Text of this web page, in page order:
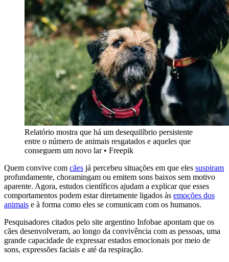
Relatório mostra que há um desequilíbrio persistente
entre o número de animais resgatados e aqueles que
conseguem um novo lar• Freepik
Quem convive com cães já percebeu situações em que eles suspiram
profundamente, choramingam ou emitem sons baixos sem motivo
aparente. Agora, estudos científicos ajudam a explicar que esses
comportamentos podem estar diretamente ligados às emoções dos
animais e à forma como eles se comunicam com os humanos.
Pesquisadores citados pelo site argentino Infobae apontam que os
cães desenvolveram, ao longo da convivência com as pessoas, uma
grande capacidade de expressar estados emocionais por meio de
sons, expressões faciais e até da respiração.